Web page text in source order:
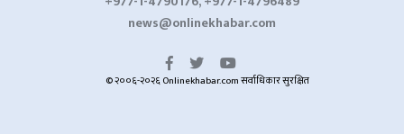
news@onlinekhabar.com
© २००६-२०२६ Onlinekhabar.com सर्वाधिकार सुरक्षित